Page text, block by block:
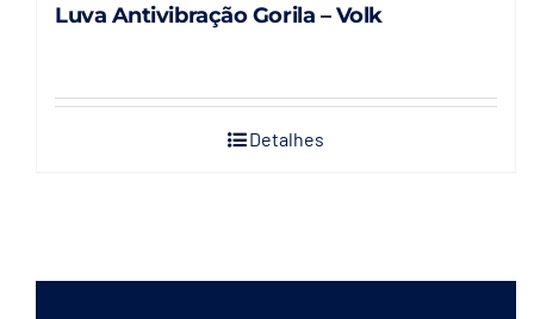
Luva Antivibração Gorila – Volk
Detalhes